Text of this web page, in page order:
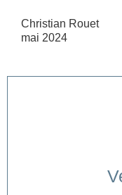
Christian Rouet
mai 2024